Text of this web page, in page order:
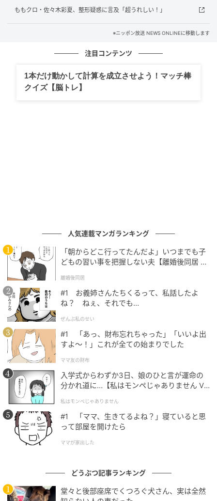
る全5種のランダム販売となっている。
シャバーニとの夢の出会いから生まれた限定グッズは5
月10日（日）23:59まで受注受付中。
▼販売はこちら
URL：https://official-goods-store.jp/satoshioannp/
価格：1,500円（税込）
■受注受付期間：2026年4月19日（日）18:00〜5月10
日（日）23:59
ももクロ・佐々木彩夏、整形疑惑に言及「超うれしい！」
※ニッポン放送 NEWS ONLINEに移動します
注目コンテンツ
1本だけ動かして計算を成立させよう！マッチ棒
クイズ【脳トレ】
人気連載マンガランキング
「朝からどこ行ってたんだよ」いつまでも子
どもの習い事を把握しない夫【離婚後同居 Vo
離婚後同居
#1 お義姉さんたちくるって、私話したよ
ね？ ねぇ、それでも…
ぜんぶ私のせい
#1 「あっ、財布忘れちゃった」「いいよ出
すよ〜！」これが全ての始まりでした
ママ友の財布
入学式からわずか3日、娘のひと言が運命の
分かれ道に…【私はモンペじゃありません Vo
私はモンペじゃありません
#1 「ママ、生きてるよね？」寝ていると思
って部屋を開けたら
ママが家出した
どうぶつ記事ランキング
堂々と後部座席でくつろぐ犬さん、実は全然